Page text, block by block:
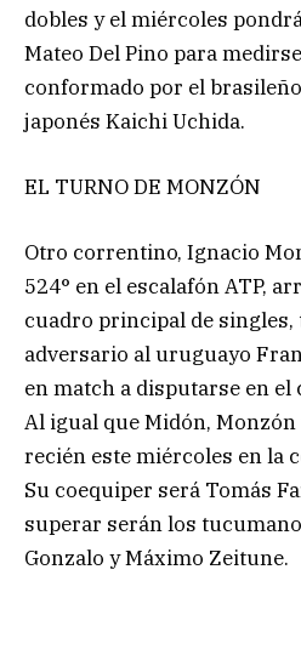
dobles y el miércoles
Mateo Del Pino para
conformado por el
japonés Kaichi Uchida.
EL TURNO DE MONZÓN
Otro correntino, Ignacio
524° en el escalafón ATP,
cuadro principal de singles,
adversario al uruguayo
en match a disputarse en
Al igual que Midón,
recién este miércoles en la
Su coequiper será Tomás
superar serán los
Gonzalo y Máximo Zeitune.